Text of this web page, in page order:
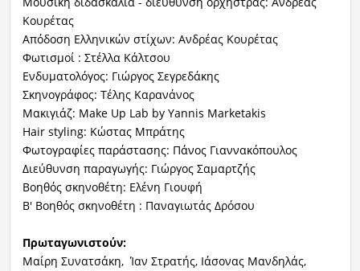
Κουρέτας
Απόδοση Ελληνικών στίχων: Ανδρέας Κουρέτας
Φωτισμοί : Στέλλα Κάλτσου
Ενδυματολόγος: Γιώργος Σεγρεδάκης
Σκηνογράφος: Τέλης Καρανάνος
Μακιγιάζ: Make Up Lab by Yannis Marketakis
Hair styling: Κώστας Μπράτης
Φωτογραφίες παράστασης: Πάνος Γιαννακόπουλος
Διεύθυνση παραγωγής: Γιώργος Σαμαρτζής
Βοηθός σκηνοθέτη: Ελένη Γιουφή
Β' Βοηθός σκηνοθέτη : Παναγιωτάς Δρόσου
Πρωταγωνιστούν:
Μαίρη Συνατσάκη, Ίαν Στρατής, Ιάσονας Μανδηλάς,